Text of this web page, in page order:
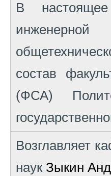
В
состав
(ФСА)
Возглавляет
наук Зыкин